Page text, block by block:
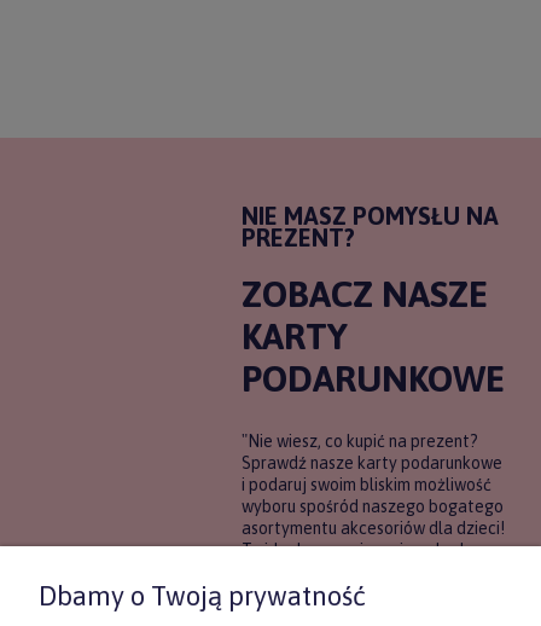
NIE MASZ POMYSŁU NA
PREZENT?
ZOBACZ NASZE
KARTY
PODARUNKOWE
"Nie wiesz, co kupić na prezent?
Sprawdź nasze karty podarunkowe
i podaruj swoim bliskim możliwość
wyboru spośród naszego bogatego
asortymentu akcesoriów dla dzieci!
To idealne rozwiązanie, gdy chcesz
pewności, co będzie najbardziej
trafione.
Dbamy o Twoją prywatność